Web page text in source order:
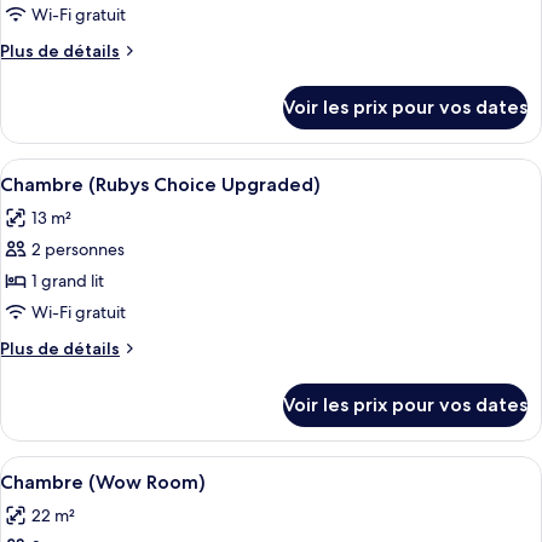
ce
type
de
Chambre
(Rubys
Choice)
Wi-Fi gratuit
Plus de détails
Plus
le
type
de
Chambre
(Rubys
Voir les prix pour vos dates
Afficher
toutes
les
photos
pour
ce
type
de
Chambre
(Rubys
Choice
Upgraded)
Une chambre d’hôtel comprenant
4
Chambre (Rubys Choice Upgraded)
13 m²
2 personnes
1 grand lit
Wi-Fi gratuit
Plus de détails
Plus
le
type
de
Chambre
Voir les prix pour vos dates
Afficher
toutes
les
Une chambre d’hôtel comprenant
4
Chambre (Wow Room)
22 m²